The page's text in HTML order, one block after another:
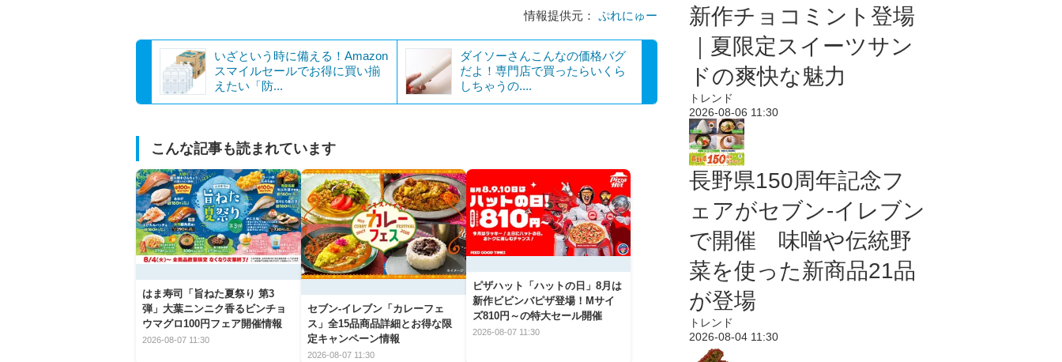
情報提供元： ぷれにゅー
いざという時に備える！Amazon
スマイルセールでお得に買い揃
えたい「防...
ダイソーさんこんなの価格バグ
だよ！専門店で買ったらいくら
しちゃうの....
こんな記事も読まれています
はま寿司「旨ねた夏祭り 第3
弾」大葉ニンニク香るビンチョ
ウマグロ100円フェア開催情報
2026-08-07 11:30
セブン‐イレブン「カレーフェ
ス」全15品商品詳細とお得な限
定キャンペーン情報
2026-08-07 11:30
ピザハット「ハットの日」8月は
新作ビビンバピザ登場！Mサイ
ズ810円～の特大セール開催
2026-08-07 11:30
新作チョコミント登場
｜夏限定スイーツサン
ドの爽快な魅力
トレンド
2026-08-06 11:30
長野県150周年記念フ
ェアがセブン-イレブン
で開催 味噌や伝統野
菜を使った新商品21品
が登場
トレンド
2026-08-04 11:30